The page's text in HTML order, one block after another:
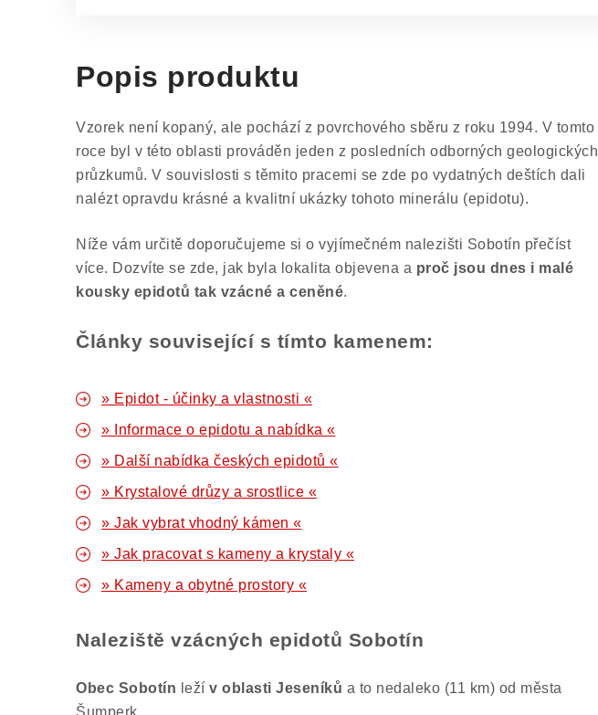
Popis produktu
Vzorek není kopaný, ale pochází z povrchového sběru z roku 1994. V tomto
roce byl v této oblasti prováděn jeden z posledních odborných geologických
průzkumů. V souvislosti s těmito pracemi se zde po vydatných deštích dali
nalézt opravdu krásné a kvalitní ukázky tohoto minerálu (epidotu).
Níže vám určitě doporučujeme si o vyjímečném nalezišti Sobotín přečíst
více. Dozvíte se zde, jak byla lokalita objevena a proč jsou dnes i malé
kousky epidotů tak vzácné a ceněné.
Články související s tímto kamenem:
» Epidot - účinky a vlastnosti «
» Informace o epidotu a nabídka «
» Další nabídka českých epidotů «
» Krystalové drůzy a srostlice «
» Jak vybrat vhodný kámen «
» Jak pracovat s kameny a krystaly «
» Kameny a obytné prostory «
Naleziště vzácných epidotů Sobotín
Obec Sobotín leží v oblasti Jeseníků a to nedaleko (11 km) od města
Šumperk.